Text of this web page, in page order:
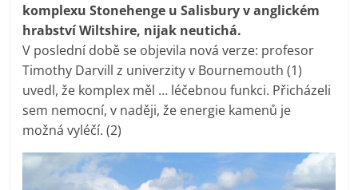
komplexu Stonehenge u Salisbury v anglickém
hrabství Wiltshire, nijak neutichá.
V poslední době se objevila nová verze: profesor
Timothy Darvill z univerzity v Bournemouth (1)
uvedl, že komplex měl … léčebnou funkci. Přicházeli
sem nemocní, v naději, že energie kamenů je
možná vyléčí. (2)